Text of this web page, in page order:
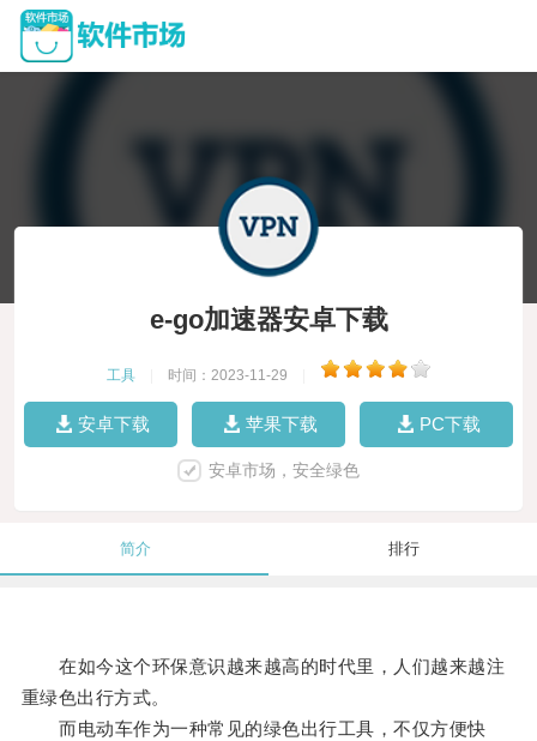
e-go加速器安卓下载
工具 时间：2023-11-29
安卓下载 苹果下载 PC下载
安卓市场，安全绿色
简介 排行
在如今这个环保意识越来越高的时代里，人们越来越注
重绿色出行方式。
而电动车作为一种常见的绿色出行工具，不仅方便快